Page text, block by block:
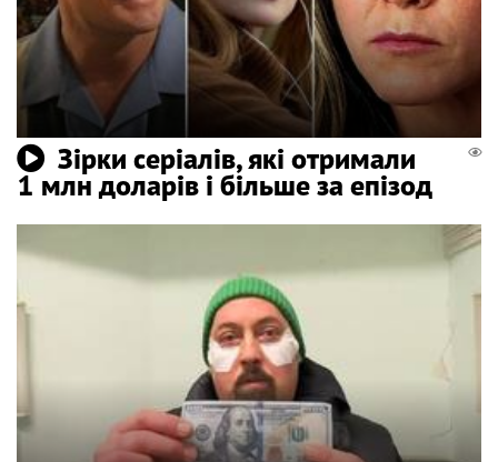
Зірки серіалів, які отримали
1 млн доларів і більше за епізод